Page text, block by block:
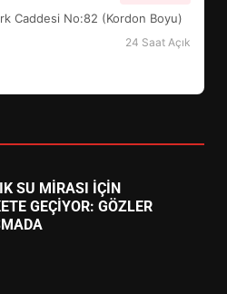
Caddesi No:82 (Kordon Boyu)
24 Saat Açık
GEÇİYOR: GÖZLER
TÜRK BAHARATI
ETTİ?